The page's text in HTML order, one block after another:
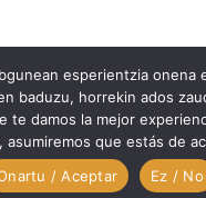
esperientzia onena
baduzu, horrekin ados
te damos la mejor
asumiremos que estás de
/ Aceptar
Ez / No